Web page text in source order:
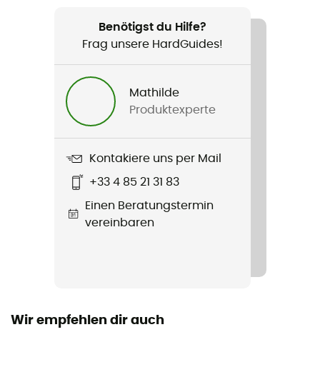
Ski / Skitouren / Alltag
Active Intensity Short Sleeve
55% Recyceltes Polyester - 45% Polyamid
Benötigst du Hilfe?
Frag unsere HardGuides!
Mathilde
Produktexperte
Kontakiere uns per Mail
+33 4 85 21 31 83
Einen Beratungstermin
vereinbaren
Wir empfehlen dir auch